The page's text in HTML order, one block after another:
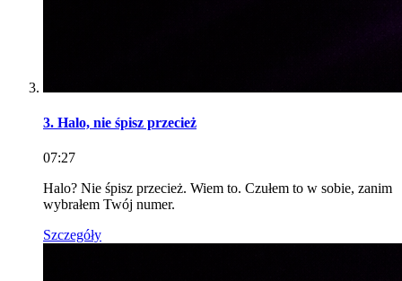
3. Halo, nie śpisz przecież
07:27
Halo? Nie śpisz przecież. Wiem to. Czułem to w sobie, zanim
wybrałem Twój numer.
Szczegóły